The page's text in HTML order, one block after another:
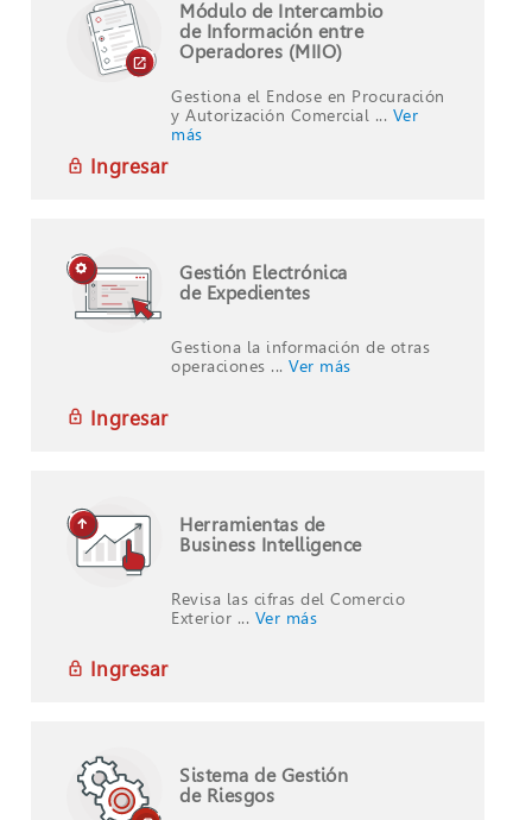
Módulo de Intercambio
de Información entre
Operadores (MIIO)
Gestiona el Endose en Procuración
y Autorización Comercial ... Ver
más
Ingresar
Gestión Electrónica
de Expedientes
Gestiona la información de otras
operaciones ... Ver más
Ingresar
Herramientas de
Business Intelligence
Revisa las cifras del Comercio
Exterior ... Ver más
Ingresar
Sistema de Gestión
de Riesgos